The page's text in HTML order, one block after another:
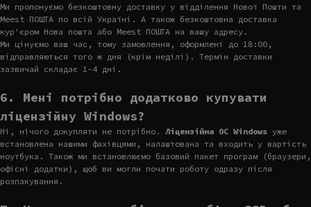
Ми пропонуємо безкоштовну доставку у відділення Нової Пошти та
Meest ПОШТА по всій Україні. А також безкоштовна доставка
кур'єром Нова пошта або Meest ПОШТА на вашу адресу.
Ми цінуємо ваш час, тому замовлення, оформлені до 18:00,
відправляються того ж дня (крім неділі). Термін доставки
зазвичай складає 1-4 дні.
6. Мені потрібно додатково купувати
ліцензійну Windows?
Ні, нічого докупляти не потрібно. Ліцензійна ОС Windows уже
встановлена нашими фахівцями, налаштована та входить у вартість
ноутбука. Також ми встановлюємо базовий пакет програм (браузери,
офісні додатки), щоб ви могли почати роботу одразу після
розпакування.